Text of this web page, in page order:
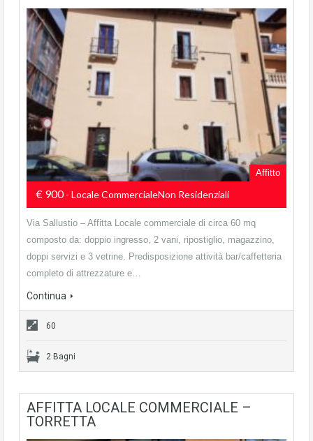
Affitto
€ 900- Locale CommercialeNon Residenziali
Via Sallustio – Affitta Locale commerciale di circa 60 mq
composto da: doppio ingresso, 2 vani, ripostiglio, magazzino,
doppi servizi e 3 vetrine. Predisposizione attività bar/caffetteria
completo di attrezzature e…
Continua
60
2 Bagni
AFFITTA LOCALE COMMERCIALE –
TORRETTA